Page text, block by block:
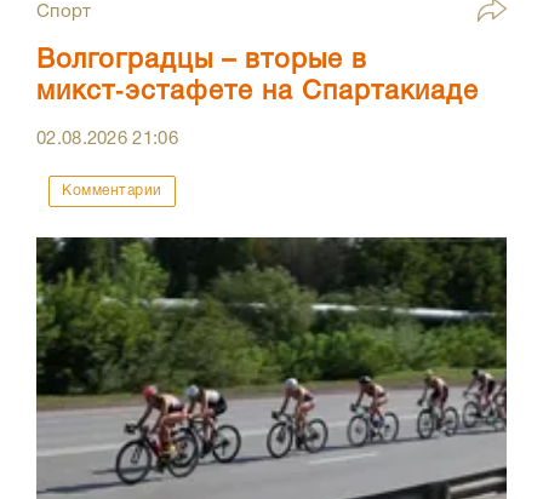
Спорт
Волгоградцы – вторые в
микст‑эстафете на Спартакиаде
02.08.202621:06
Комментарии